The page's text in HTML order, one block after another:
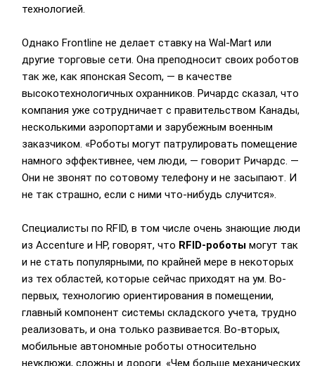
технологией.
Однако Frontline не делает ставку на Wal-Mart или
другие торговые сети. Она преподносит своих роботов
так же, как японская Secom, — в качестве
высокотехнологичных охранников. Ричардс сказал, что
компания уже сотрудничает с правительством Канады,
несколькими аэропортами и зарубежным военным
заказчиком. «Роботы могут патрулировать помещение
намного эффективнее, чем люди, — говорит Ричардс. —
Они не звонят по сотовому телефону и не засыпают. И
не так страшно, если с ними что-нибудь случится».
Специалисты по RFID, в том числе очень знающие люди
из Accenture и HP, говорят, что RFID-роботымогут так
и не стать популярными, по крайней мере в некоторых
из тех областей, которые сейчас приходят на ум. Во-
первых, технологию ориентирования в помещении,
главный компонент системы складского учета, трудно
реализовать, и она только развивается. Во-вторых,
мобильные автономные роботы относительно
неуклюжи, сложны и дороги. «Чем больше механических